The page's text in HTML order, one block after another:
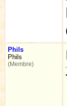
Phils
Phils
(Membre)